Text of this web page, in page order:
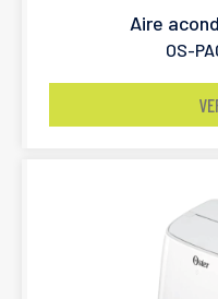
Aire
OS-